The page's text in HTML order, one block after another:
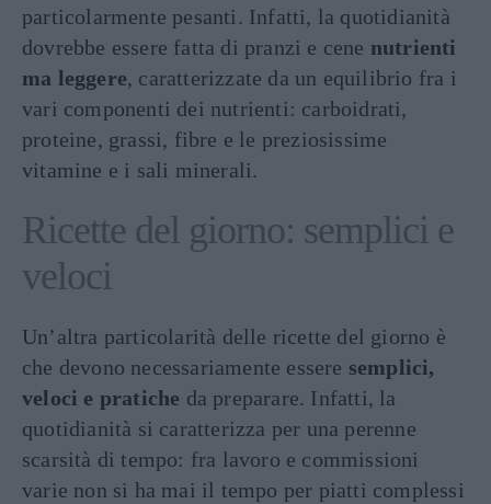
particolarmente pesanti. Infatti, la quotidianità
dovrebbe essere fatta di pranzi e cene nutrienti
ma leggere, caratterizzate da un equilibrio fra i
vari componenti dei nutrienti: carboidrati,
proteine, grassi, fibre e le preziosissime
vitamine e i sali minerali.
Ricette del giorno: semplici e
veloci
Un’altra particolarità delle ricette del giorno è
che devono necessariamente essere semplici,
veloci e pratiche da preparare. Infatti, la
quotidianità si caratterizza per una perenne
scarsità di tempo: fra lavoro e commissioni
varie non si ha mai il tempo per piatti complessi